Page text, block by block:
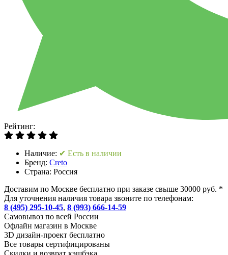
Рейтинг:
Наличие: ✔ Есть в наличии
Бренд: Creto
Страна: Россия
Доставим по Москве бесплатно при заказе свыше 30000 руб. *
Для уточнения наличия товара звоните по телефонам:
8 (495) 295-10-45, 8 (993) 666-14-59
Cамовывоз по всей России
Офлайн магазин в Москве
3D дизайн-проект бесплатно
Все товары сертифицированы
Скидки и возврат кэшбэка